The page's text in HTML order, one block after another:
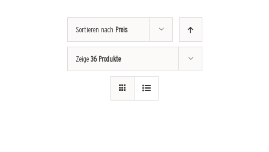
Sortieren nach Preis
Zeige 36 Produkte